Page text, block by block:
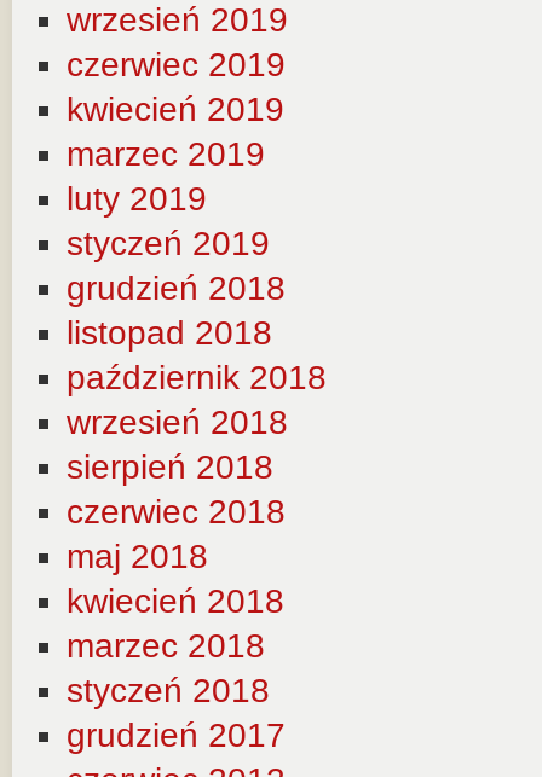
wrzesień 2019
czerwiec 2019
kwiecień 2019
marzec 2019
luty 2019
styczeń 2019
grudzień 2018
listopad 2018
październik 2018
wrzesień 2018
sierpień 2018
czerwiec 2018
maj 2018
kwiecień 2018
marzec 2018
styczeń 2018
grudzień 2017